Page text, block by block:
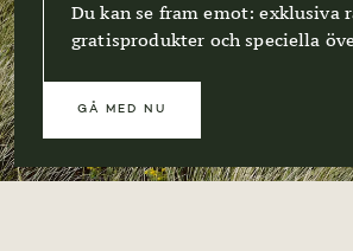
Du kan se fram emot: exklusiva
gratisprodukter och speciella
GÅ MED NU